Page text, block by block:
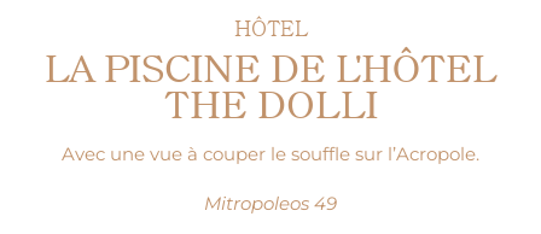
HÔTEL
LA PISCINE DE L'HÔTEL
THE DOLLI
Avec une vue à couper le souffle sur l’Acropole.
Mitropoleos 49